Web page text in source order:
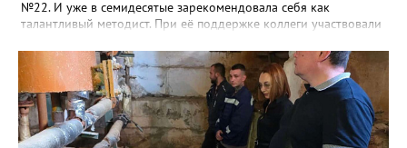
№22. И уже в семидесятые зарекомендовала себя как
талантливый методист. При её поддержке коллеги участвовали
«Благодаря её мудрому руководству в школе сформировался
сильный педагогический коллектив, объединённый общими
ценностями и любовью к своему делу. Для многих Галина
Ивановна навсегда останется не только талантливым
руководителем, но и настоящим Учителем с большой буквы», -
говорится в сообществе школы №23 во ВКонтакте. Свои